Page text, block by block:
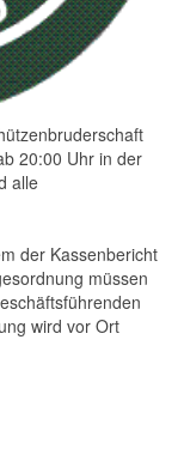
20:00 Uhr in der
alle
der Kassenbericht
müssen
wird vor Ort